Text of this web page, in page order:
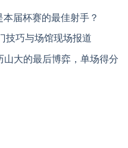
届杯赛的最佳射手？
技巧与场馆现场报道
山大的最后博弈，单场得分